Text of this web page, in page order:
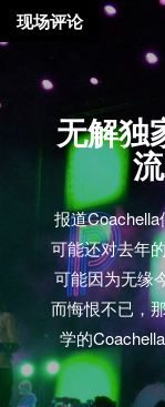
无解独
报道
可能还对去年
可能因为无缘
而悔恨不已，
学的
现场评论